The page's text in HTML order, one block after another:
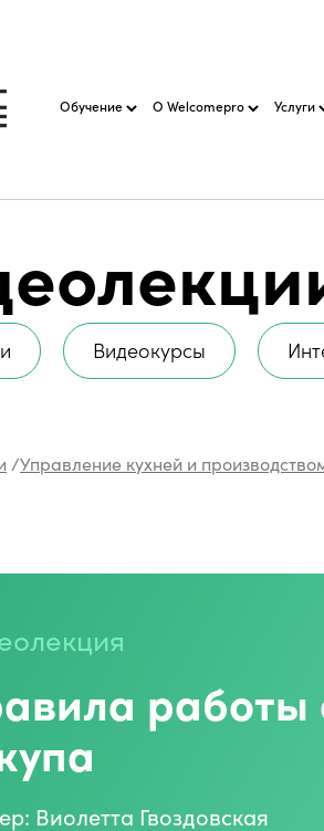
Обучение О Welcomepro Услуги
Видеокурсы
/Управление кухней и
Виолетта Гвоздовская